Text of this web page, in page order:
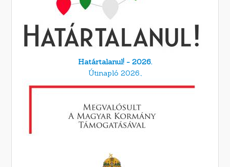
Határtalanul! - 2026.
Útinapló 2026.,